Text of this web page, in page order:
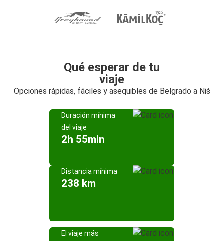
Qué esperar de tu
viaje
Opciones rápidas, fáciles y asequibles de Belgrado a Niš
Duración mínima
del viaje
2h 55min
Distancia mínima
238 km
El viaje más